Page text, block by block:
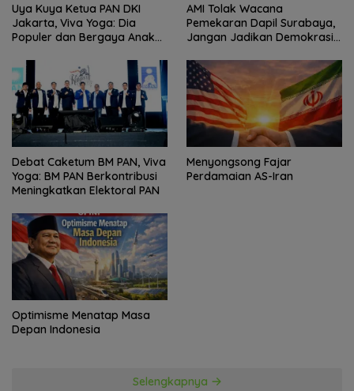
Uya Kuya Ketua PAN DKI
Jakarta, Viva Yoga: Dia
Populer dan Bergaya Anak
AMI Tolak Wacana
Pemekaran Dapil Surabaya,
Jangan Jadikan Demokrasi
Politik
Debat Caketum BM PAN, Viva
Yoga: BM PAN Berkontribusi
Meningkatkan Elektoral PAN
Menyongsong Fajar
Perdamaian AS-Iran
Optimisme Menatap Masa
Depan Indonesia
Selengkapnya